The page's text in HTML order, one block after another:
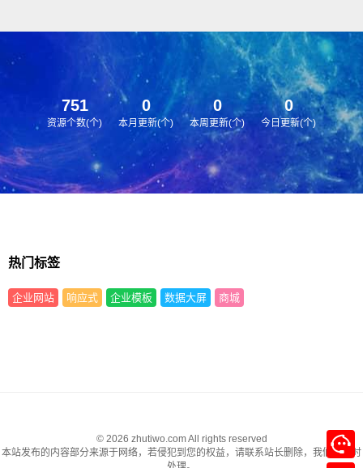
以简洁，非常时尚，且大气。页
排版，很大程度上改善了页面宽
度兼容问题，适应大部分显示器
分辨率尺寸哦。
751
资源个数(个)
0
本月更新(个)
0
本周更新(个)
0
今日更新(个)
热门标签
企业网站 响应式 企业模板 数据大屏 商城
© 2026 zhutiwo.com All rights reserved
本站发布的内容部分来源于网络，若侵犯到您的权益，请联系站长删除，我们将及时